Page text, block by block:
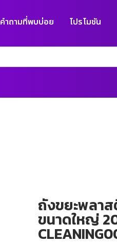
คำถามที่พบบ่อย โปรโมชัน
ถังขยะพลา
ขนาดใหญ่